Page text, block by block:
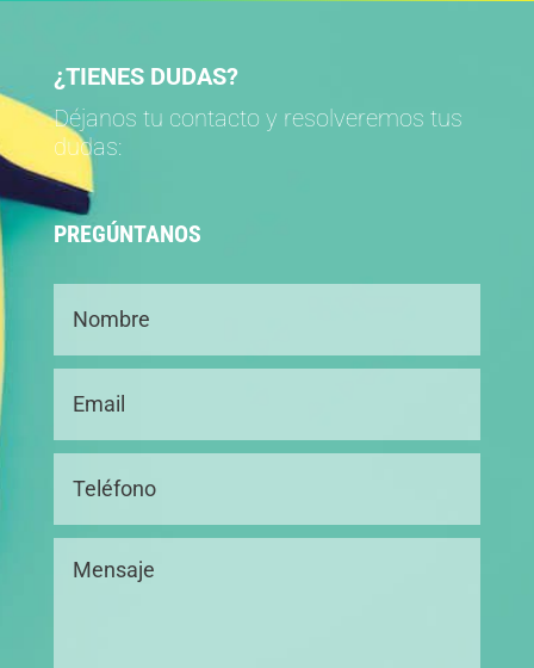
¿TIENES DUDAS?
Déjanos tu contacto y resolveremos tus
dudas:
PREGÚNTANOS